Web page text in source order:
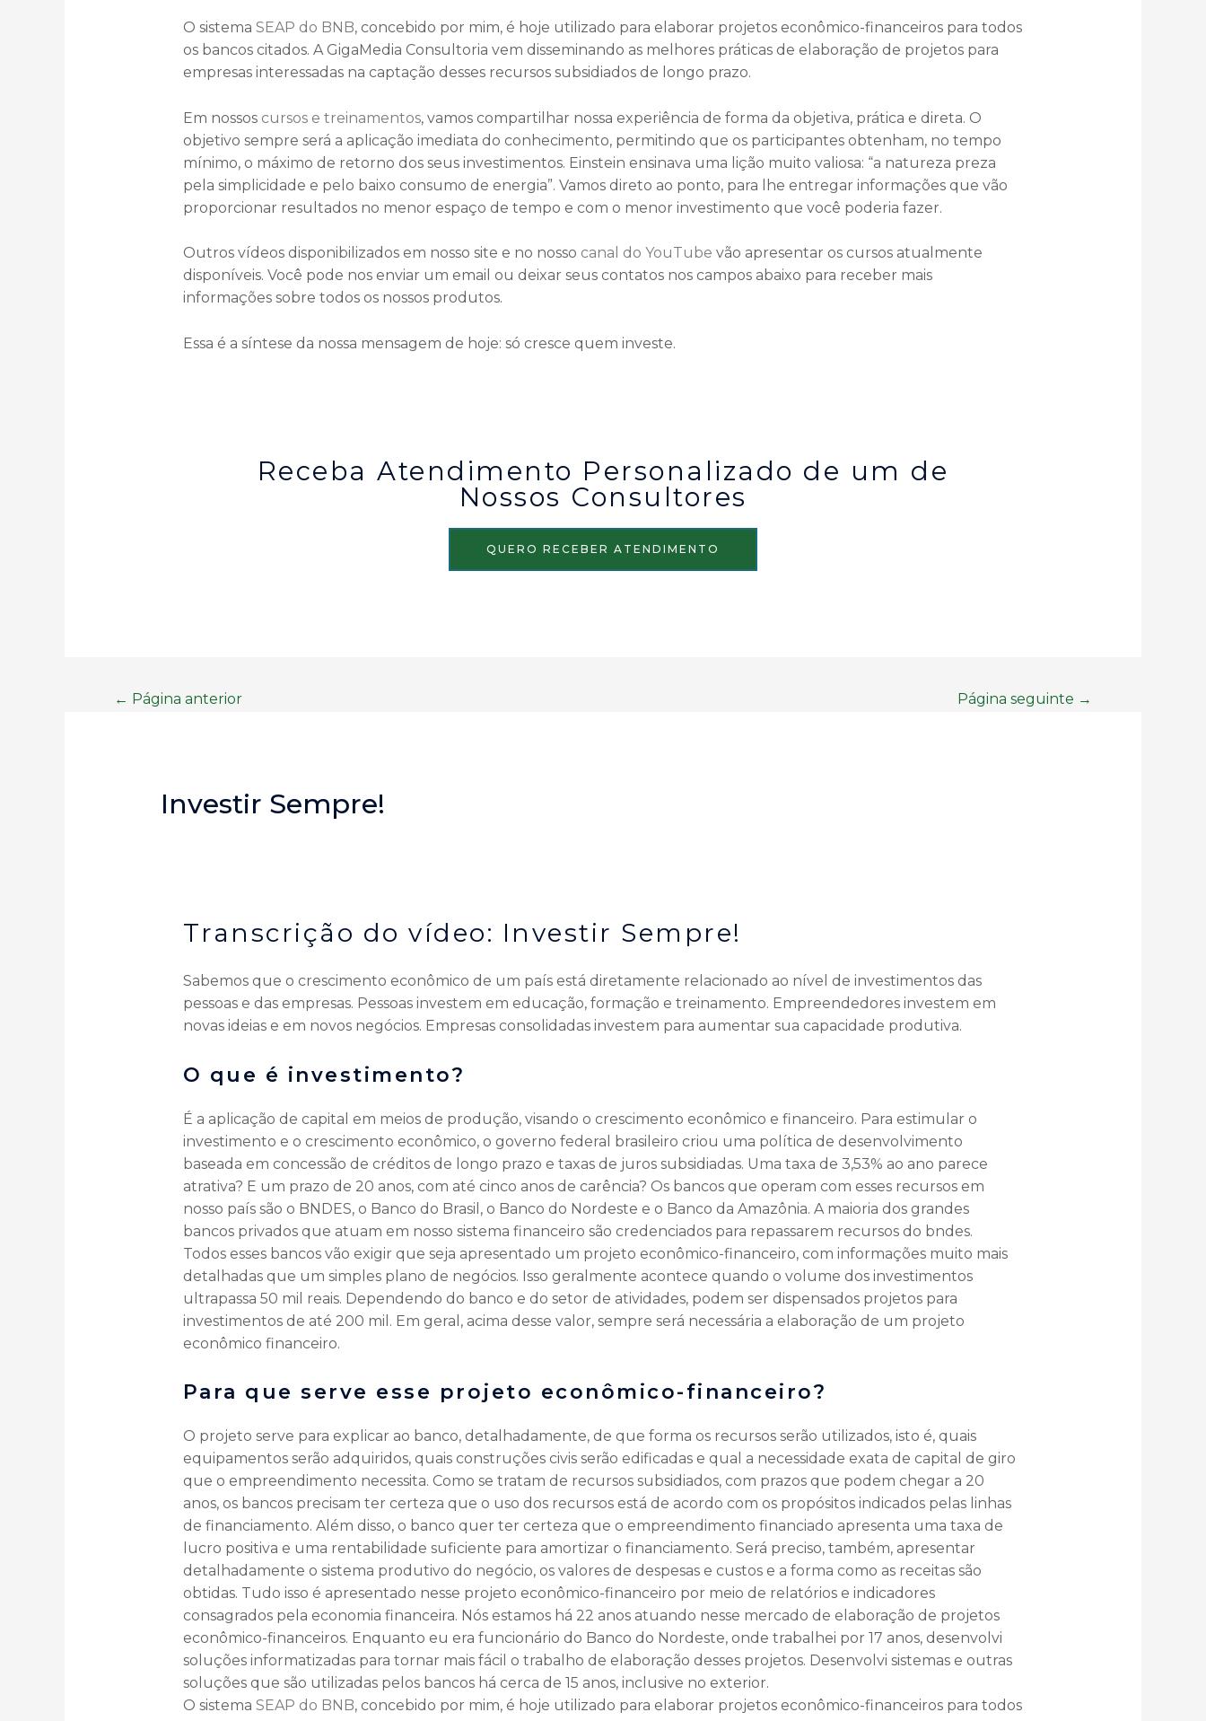
O sistema SEAP do BNB, concebido por mim, é hoje utilizado para elaborar projetos econômico-financeiros para todos
os bancos citados. A GigaMedia Consultoria vem disseminando as melhores práticas de elaboração de projetos para
empresas interessadas na captação desses recursos subsidiados de longo prazo.
Em nossos cursos e treinamentos, vamos compartilhar nossa experiência de forma da objetiva, prática e direta. O
objetivo sempre será a aplicação imediata do conhecimento, permitindo que os participantes obtenham, no tempo
mínimo, o máximo de retorno dos seus investimentos. Einstein ensinava uma lição muito valiosa: “a natureza preza
pela simplicidade e pelo baixo consumo de energia”. Vamos direto ao ponto, para lhe entregar informações que vão
proporcionar resultados no menor espaço de tempo e com o menor investimento que você poderia fazer.
Outros vídeos disponibilizados em nosso site e no nosso canal do YouTube vão apresentar os cursos atualmente
disponíveis. Você pode nos enviar um email ou deixar seus contatos nos campos abaixo para receber mais
informações sobre todos os nossos produtos.
Essa é a síntese da nossa mensagem de hoje: só cresce quem investe.
Receba Atendimento Personalizado de um de
Nossos Consultores
QUERO RECEBER ATENDIMENTO
← Página anterior Página seguinte →
Investir Sempre!
Transcrição do vídeo: Investir Sempre!
Sabemos que o crescimento econômico de um país está diretamente relacionado ao nível de investimentos das
pessoas e das empresas. Pessoas investem em educação, formação e treinamento. Empreendedores investem em
novas ideias e em novos negócios. Empresas consolidadas investem para aumentar sua capacidade produtiva.
O que é investimento?
É a aplicação de capital em meios de produção, visando o crescimento econômico e financeiro. Para estimular o
investimento e o crescimento econômico, o governo federal brasileiro criou uma política de desenvolvimento
baseada em concessão de créditos de longo prazo e taxas de juros subsidiadas. Uma taxa de 3,53% ao ano parece
atrativa? E um prazo de 20 anos, com até cinco anos de carência? Os bancos que operam com esses recursos em
nosso país são o BNDES, o Banco do Brasil, o Banco do Nordeste e o Banco da Amazônia. A maioria dos grandes
bancos privados que atuam em nosso sistema financeiro são credenciados para repassarem recursos do bndes.
Todos esses bancos vão exigir que seja apresentado um projeto econômico-financeiro, com informações muito mais
detalhadas que um simples plano de negócios. Isso geralmente acontece quando o volume dos investimentos
ultrapassa 50 mil reais. Dependendo do banco e do setor de atividades, podem ser dispensados projetos para
investimentos de até 200 mil. Em geral, acima desse valor, sempre será necessária a elaboração de um projeto
econômico financeiro.
Para que serve esse projeto econômico-financeiro?
O projeto serve para explicar ao banco, detalhadamente, de que forma os recursos serão utilizados, isto é, quais
equipamentos serão adquiridos, quais construções civis serão edificadas e qual a necessidade exata de capital de giro
que o empreendimento necessita. Como se tratam de recursos subsidiados, com prazos que podem chegar a 20
anos, os bancos precisam ter certeza que o uso dos recursos está de acordo com os propósitos indicados pelas linhas
de financiamento. Além disso, o banco quer ter certeza que o empreendimento financiado apresenta uma taxa de
lucro positiva e uma rentabilidade suficiente para amortizar o financiamento. Será preciso, também, apresentar
detalhadamente o sistema produtivo do negócio, os valores de despesas e custos e a forma como as receitas são
obtidas. Tudo isso é apresentado nesse projeto econômico-financeiro por meio de relatórios e indicadores
consagrados pela economia financeira. Nós estamos há 22 anos atuando nesse mercado de elaboração de projetos
econômico-financeiros. Enquanto eu era funcionário do Banco do Nordeste, onde trabalhei por 17 anos, desenvolvi
soluções informatizadas para tornar mais fácil o trabalho de elaboração desses projetos. Desenvolvi sistemas e outras
soluções que são utilizadas pelos bancos há cerca de 15 anos, inclusive no exterior.
O sistema SEAP do BNB, concebido por mim, é hoje utilizado para elaborar projetos econômico-financeiros para todos